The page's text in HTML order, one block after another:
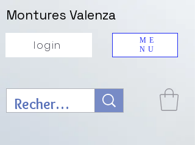
ME
NU
Montures Valenza
login